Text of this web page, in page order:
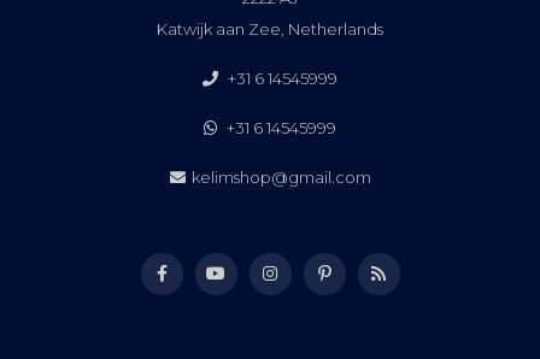
Katwijk aan Zee, Netherlands
+31 6 14545999
+31 6 14545999
kelimshop@gmail.com